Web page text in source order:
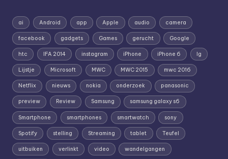
ai Android app Apple audio camera
facebook gadgets Games gerucht Google
htc IFA 2014 instagram iPhone iPhone 6 lg
Lijstje Microsoft MWC MWC 2015 mwc 2016
Netflix nieuws nokia onderzoek panasonic
preview Review Samsung samsung galaxy s6
Smartphone smartphones smartwatch sony
Spotify stelling Streaming tablet Teufel
uitbuiken verlinkt video wandelgangen